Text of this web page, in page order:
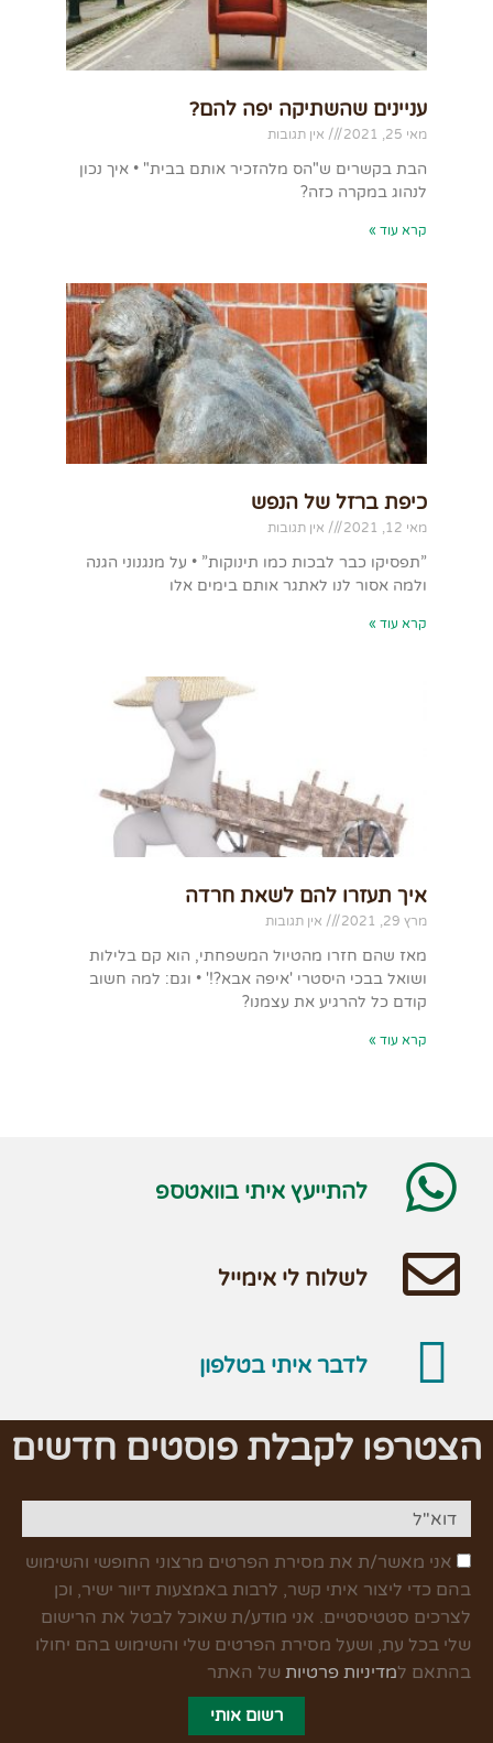
עניינים שהשתיקה יפה להם?
מאי 25, 2021 אין תגובות
הבת בקשרים ש"הס מלהזכיר אותם בבית" • איך נכון
לנהוג במקרה כזה?
קרא עוד »
כיפת ברזל של הנפש
מאי 12, 2021 אין תגובות
”תפסיקו כבר לבכות כמו תינוקות” • על מנגנוני הגנה
ולמה אסור לנו לאתגר אותם בימים אלו
קרא עוד »
איך תעזרו להם לשאת חרדה
מרץ 29, 2021 אין תגובות
מאז שהם חזרו מהטיול המשפחתי, הוא קם בלילות
ושואל בבכי היסטרי 'איפה אבא?!' • וגם: למה חשוב
קודם כל להרגיע את עצמנו?
קרא עוד »
להתייעץ איתי בוואטספ
לשלוח לי אימייל
לדבר איתי בטלפון
הצטרפו לקבלת פוסטים חדשים
אני מאשר/ת את מסירת הפרטים מרצוני החופשי והשימוש
בהם כדי ליצור איתי קשר, לרבות באמצעות דיוור ישיר, וכן
לצרכים סטטיסטיים. אני מודע/ת שאוכל לבטל את הרישום
שלי בכל עת, ושעל מסירת הפרטים שלי והשימוש בהם יחולו
בהתאם למדיניות פרטיות של האתר
רשום אותי